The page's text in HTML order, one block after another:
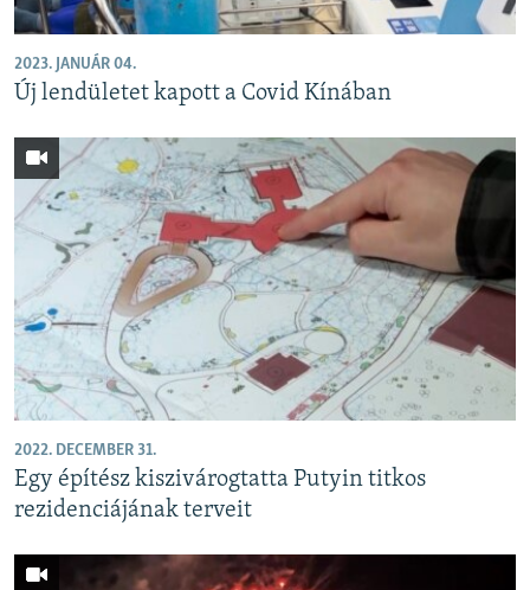
2023. JANUÁR 04.
Új lendületet kapott a Covid Kínában
2022. DECEMBER 31.
Egy építész kiszivárogtatta Putyin titkos
rezidenciájának terveit